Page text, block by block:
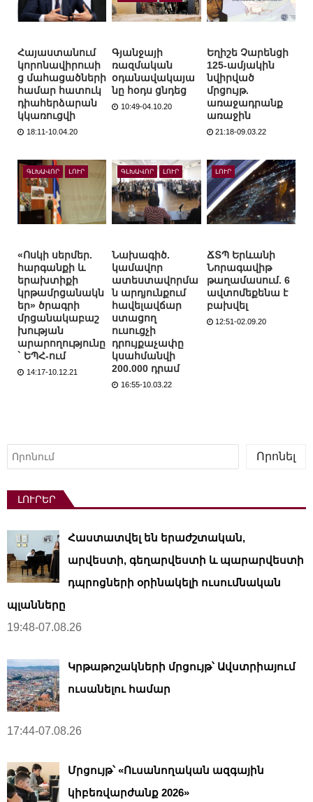
Հայաստանում
կորոնավիրուսի
ց մահացածների
համար հատուկ
դիահերձարան
կկառուցվի
18:11-10.04.20
Գյանջայի
ռազմական
օդանավակայա
նը հօդս ցնդեց
10:49-04.10.20
Եղիշե Չարենցի
125-ամյակին
նվիրված
մրցույթ.
առաջադրանք
առաջին
21:18-09.03.22
ԳԼԽԱՎՈՐ ԼՈՒՐ
«Ոսկի սերմեր.
հարգանքի և
երախտիքի
կրթամրցանակն
եր» ծրագրի
մրցանակաբաշ
խության
արարողությունը
` ԵՊՀ-ում
14:17-10.12.21
ԳԼԽԱՎՈՐ ԼՈՒՐ
Նախագիծ.
կամավոր
ատեստավորմա
ն արդյունքում
հավելավճար
ստացող
ուսուցչի
դրույքաչափը
կսահմանվի
200.000 դրամ
16:55-10.03.22
ԼՈՒՐ
ՃՏՊ Երևանի
Նորագավիթ
թաղամասում. 6
ավտոմեքենա է
բախվել
12:51-02.09.20
Որոնել
Որոնել
ԼՈՒՐԵՐ
Հաստատվել են երաժշտական,
արվեստի, գեղարվեստի և պարարվեստի
դպրոցների օրինակելի ուսումնական
պլանները
19:48-07.08.26
Կրթաթոշակների մրցույթ՝ Ավստրիայում
ուսանելու համար
17:44-07.08.26
Մրցույթ՝ «Ուսանողական ազգային
կիբեռվարժանք 2026»